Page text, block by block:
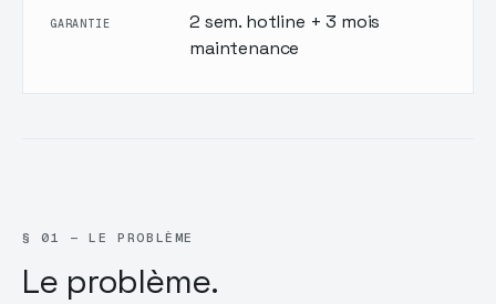
GARANTIE
2 sem. hotline + 3 mois
maintenance
§ 01 — LE PROBLÈME
Le problème.